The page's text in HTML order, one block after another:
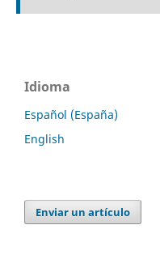
Idioma
Español (España)
English
Enviar un artículo